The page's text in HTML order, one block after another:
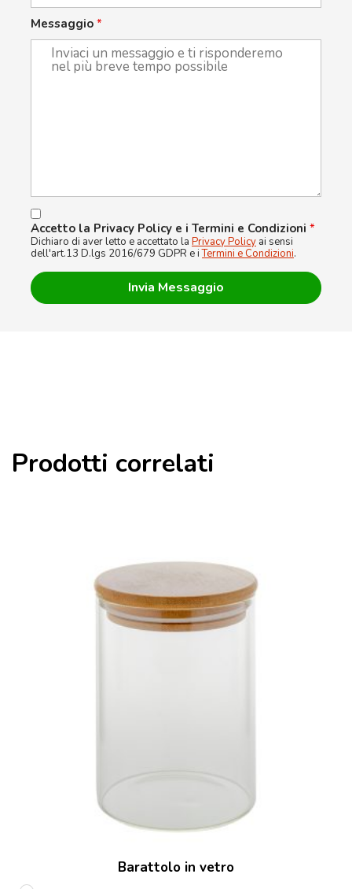
Messaggio *
Accetto la Privacy Policy e i Termini e Condizioni *
Dichiaro di aver letto e accettato la Privacy Policy ai sensi
dell'art.13 D.lgs 2016/679 GDPR e iTermini e Condizioni.
Prodotti correlati
Barattolo in vetro